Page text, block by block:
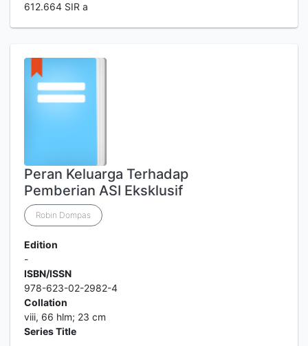
612.664 SIR a
Peran Keluarga Terhadap
Pemberian ASI Eksklusif
Robin Dompas
Edition
-
ISBN/ISSN
978-623-02-2982-4
Collation
viii, 66 hlm; 23 cm
Series Title